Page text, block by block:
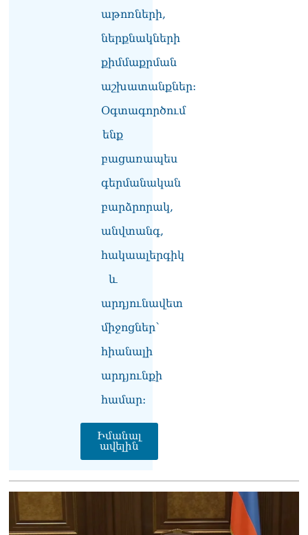
աթոռների,
ներքնակների
քիմմաքրման
աշխատանքներ:
Օգտագործում
ենք
բացառապես
գերմանական
բարձրորակ,
անվտանգ,
հակաալերգիկ
և
արդյունավետ
միջոցներ՝
հիանալի
արդյունքի
համար։
Իմանալ
ավելին